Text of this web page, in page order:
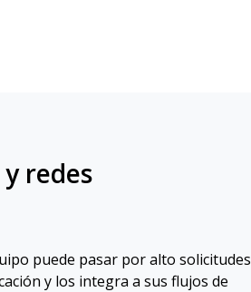
redes
puede pasar por alto solicitudes
y los integra a sus flujos de